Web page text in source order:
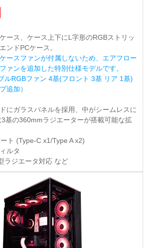
ース、ケース上下にL字形のRGBストリッ
ンドPCケース。
ースファンが付属しないため、エアフロー
ァンを追加した特別仕様モデルです。
ルRGBファン 4基(フロント 3基 リア 1基)
追加）
にガラスパネルを採用、中がシームレスに
3基の360mmラジエーターが搭載可能な拡
ト (Type-C x1/Type A x2)
ルタ
ラジエータ対応 など